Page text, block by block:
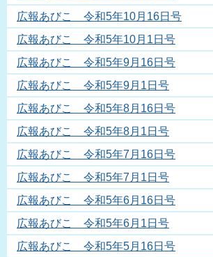
広報あびこ 令和5年10月16日号
広報あびこ 令和5年10月1日号
広報あびこ 令和5年9月16日号
広報あびこ 令和5年9月1日号
広報あびこ 令和5年8月16日号
広報あびこ 令和5年8月1日号
広報あびこ 令和5年7月16日号
広報あびこ 令和5年7月1日号
広報あびこ 令和5年6月16日号
広報あびこ 令和5年6月1日号
広報あびこ 令和5年5月16日号